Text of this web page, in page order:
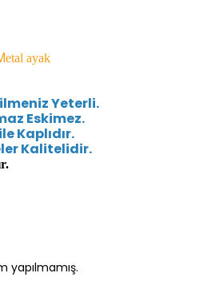
etal ayak
Yeterli.
Eskimez.
Kaplıdır.
Kalitelidir.
yapılmamış.